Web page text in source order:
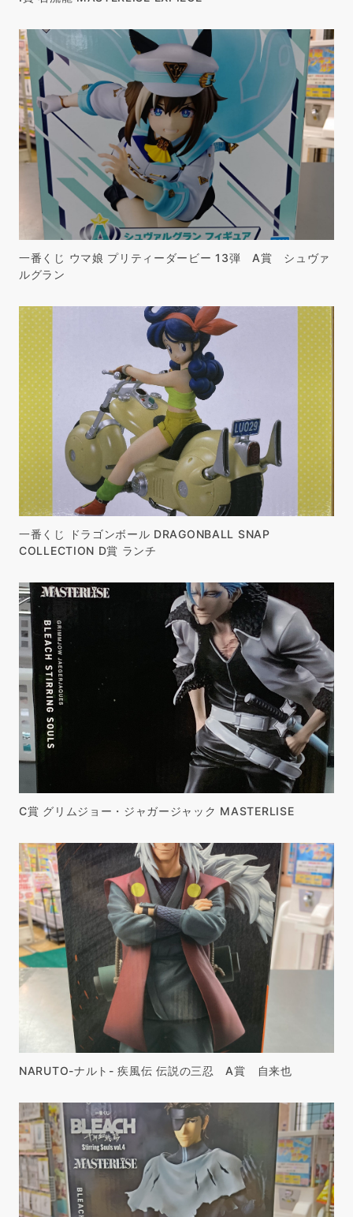
一番くじ ウマ娘 プリティーダービー 13弾 A賞 シュヴァ
ルグラン
一番くじ ドラゴンボール DRAGONBALL SNAP
COLLECTION D賞 ランチ
C賞 グリムジョー・ジャガージャック MASTERLISE
NARUTO-ナルト- 疾風伝 伝説の三忍 A賞 自来也